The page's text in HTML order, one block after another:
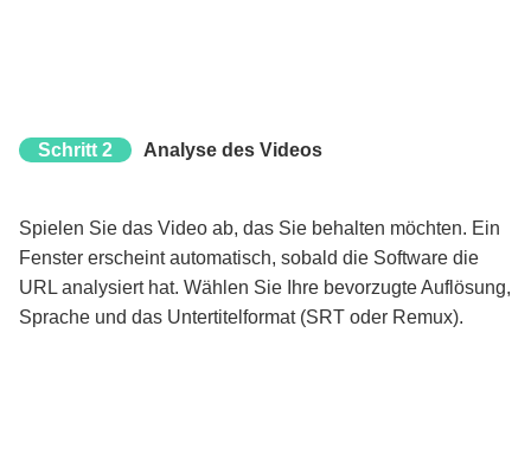
Schritt 2 Analyse des Videos
Spielen Sie das Video ab, das Sie behalten möchten. Ein
Fenster erscheint automatisch, sobald die Software die
URL analysiert hat. Wählen Sie Ihre bevorzugte Auflösung,
Sprache und das Untertitelformat (SRT oder Remux).